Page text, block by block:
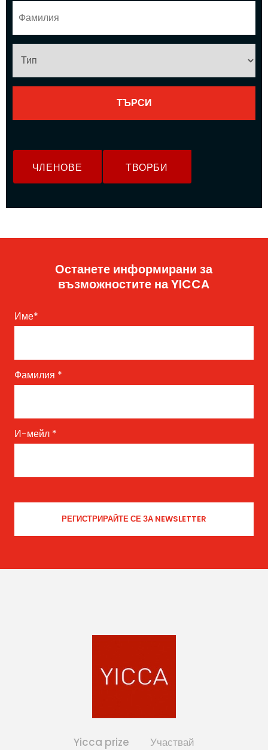
ЧЛЕНОВЕ ТВОРБИ
Останете информирани за
възможностите на YICCA
Име*
Фамилия *
И-мейл *
Yicca prize Участвай